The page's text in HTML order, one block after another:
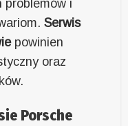
problemów i
Serwis
powinien
oraz
Porsche